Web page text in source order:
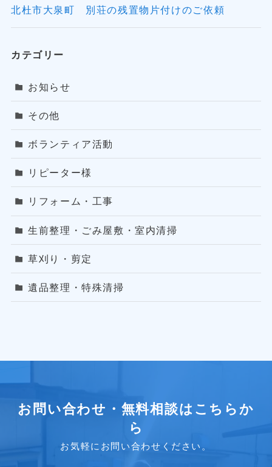
北杜市大泉町 別荘の残置物片付けのご依頼
カテゴリー
お知らせ
その他
ボランティア活動
リピーター様
リフォーム・工事
生前整理・ごみ屋敷・室内清掃
草刈り・剪定
遺品整理・特殊清掃
お問い合わせ・無料相談はこちらか
ら
お気軽にお問い合わせください。